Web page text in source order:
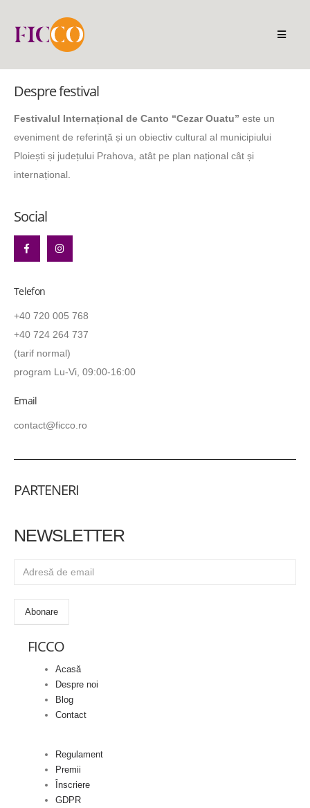
Despre festival
Festivalul Internațional de Canto “Cezar Ouatu” este un
eveniment de referință și un obiectiv cultural al municipiului
Ploiești și județului Prahova, atât pe plan național cât și
internațional.
Social
Telefon
+40 720 005 768
+40 724 264 737
(tarif normal)
program Lu-Vi, 09:00-16:00
Email
contact@ficco.ro
PARTENERI
NEWSLETTER
FICCO
Acasă
Despre noi
Blog
Contact
Regulament
Premii
Înscriere
GDPR